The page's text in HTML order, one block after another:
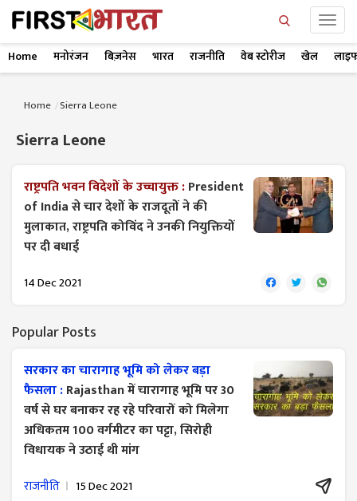
Home मनोरंजन बिज़नेस भारत राजनीति वेब स्टोरीज खेल
Home Sierra Leone
Sierra Leone
राष्ट्रपति भवन विदेशों के उच्चायुक्त :President
of India से चार देशों के राजदूतों ने की
मुलाकात, राष्ट्रपति कोविंद ने उनकी नियुक्तियों
पर दी बधाई
14 Dec 2021
Popular Posts
सरकार का चारागाह भूमि को लेकर बड़ा
फैसला :Rajasthan में चारागाह भूमि पर 30
वर्ष से घर बनाकर रह रहे परिवारों को मिलेगा
अधिकतम 100 वर्गमीटर का पट्टा, सिरोही
विधायक ने उठाई थी मांग
राजनीति 15 Dec 2021